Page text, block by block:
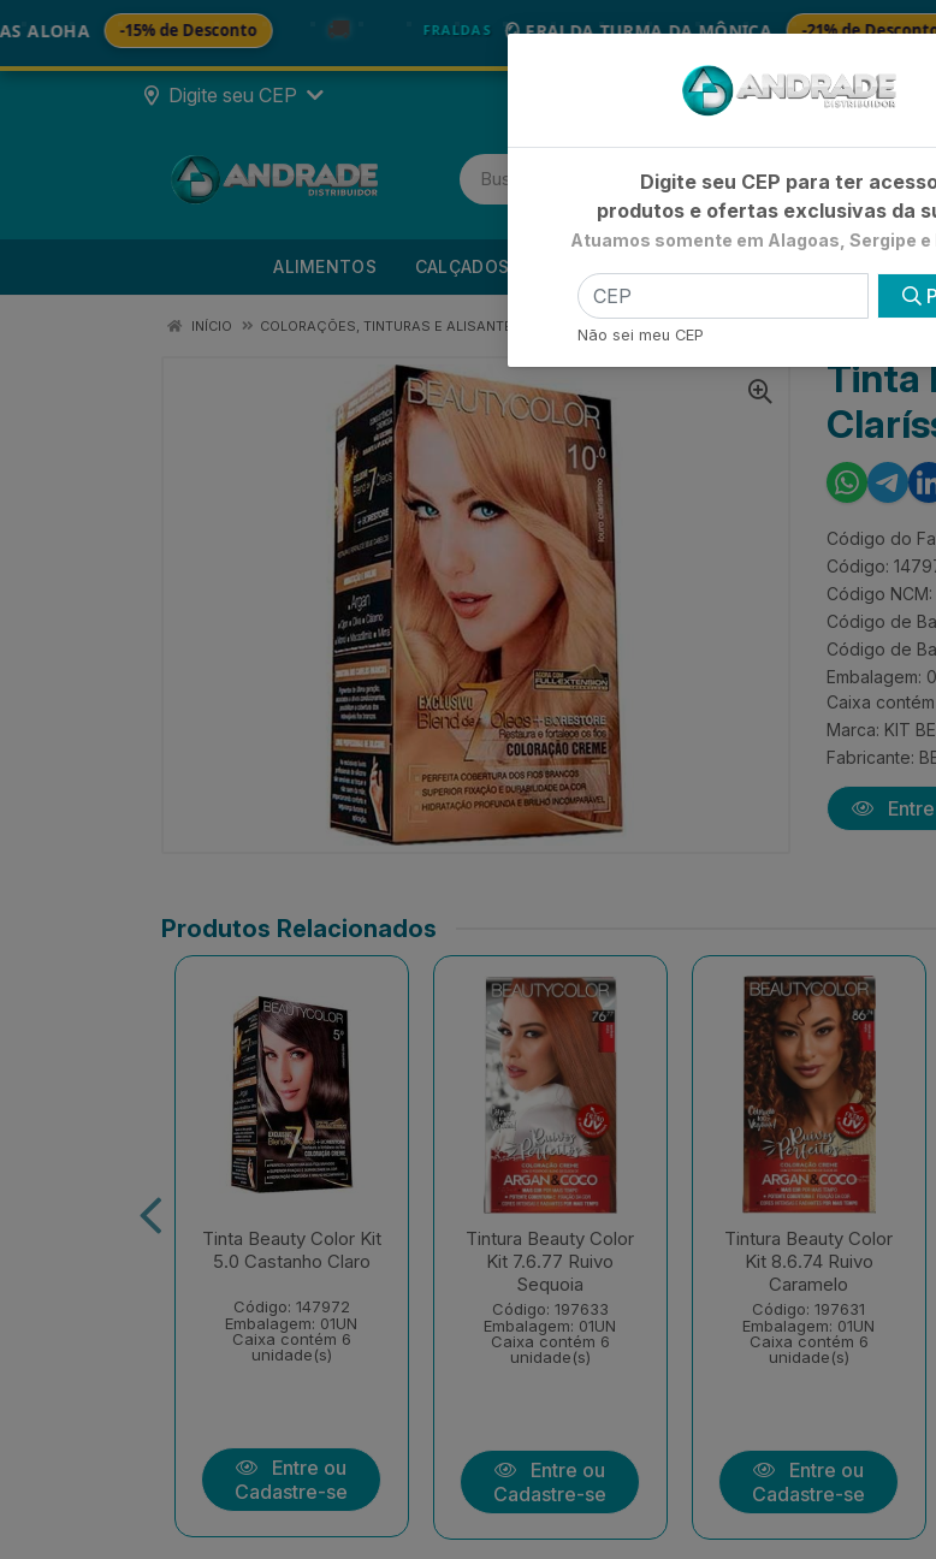
-15% de Desconto 🚚 FRALDAS 🪞 FRALDA TURMA DA MÔNICA -21% de Desconto
Digite seu CEP Já é cliente? - Entrar
ALIMENTOS CALÇADOS
INÍCIO COLORAÇÕES, TINTURAS E ALISANTES COLORAÇÃO PERMANENTE KIT TINTA BEAUTY
Tinta
Código do
Código:
Código
Código de
Código de
Embalagem:
Caixa
Marca: KIT
Fabricante:
Produtos Relacionados
Tinta Beauty Color Kit
5.0 Castanho Claro
Código: 147972
Embalagem: 01UN
Caixa contém 6
unidade(s)
Entre ou
Cadastre-se
Tintura Beauty Color
Kit 7.6.77 Ruivo
Sequoia
Código: 197633
Embalagem: 01UN
Caixa contém 6
unidade(s)
Entre ou
Cadastre-se
Tintura Beauty Color
Kit 8.6.74 Ruivo
Caramelo
Código: 197631
Embalagem: 01UN
Caixa contém 6
unidade(s)
Entre ou
Cadastre-se
Digite seu CEP para ter
produtos e ofertas exclusivas da
Atuamos somente em Alagoas, Sergipe e
Não sei meu CEP